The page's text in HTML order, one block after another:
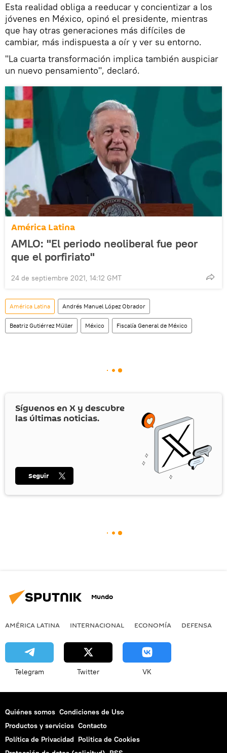
Esta realidad obliga a reeducar y concientizar a los
jóvenes en México, opinó el presidente, mientras
que hay otras generaciones más difíciles de
cambiar, más indispuesta a oír y ver su entorno.
"La cuarta transformación implica también auspiciar
un nuevo pensamiento", declaró.
América Latina
AMLO: "El periodo neoliberal fue peor
que el porfiriato"
24 de septiembre 2021, 14:12 GMT
América Latina Andrés Manuel López Obrador
Beatriz Gutiérrez Müller México Fiscalía General de México
Síguenos en X y descubre
las últimas noticias.
Seguir
Mundo
AMÉRICA LATINA INTERNACIONAL ECONOMÍA DEFENSA
Telegram Twitter VK
Quiénes somos Condiciones de Uso
Productos y servicios Contacto
Política de Privacidad Politica de Cookies